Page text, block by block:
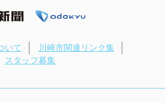
いて
川崎市関連リンク集
スタッフ募集